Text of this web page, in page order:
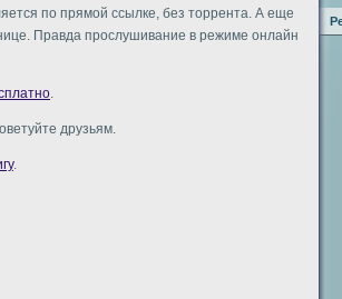
по прямой ссылке, без торрента. А еще
Правда прослушивание в режиме онлайн
.
друзьям.
.